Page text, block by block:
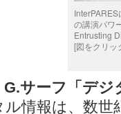
の講演パワ
Entrusting
[図をクリッ
サーフ「デジ
情報は、数世